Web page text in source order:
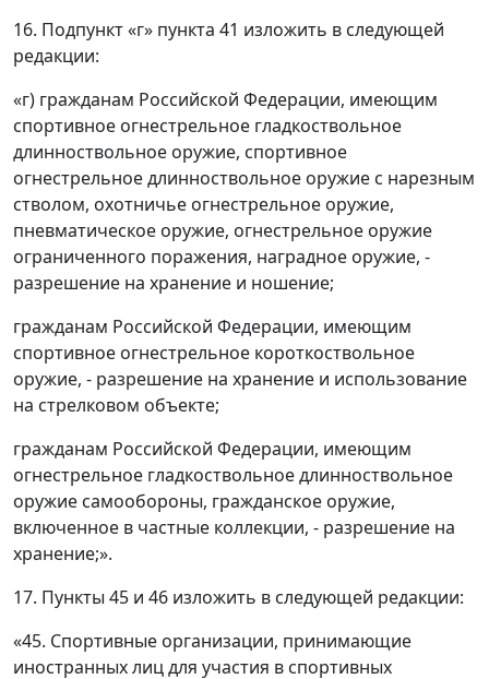
16. Подпункт «г» пункта 41 изложить в следующей
редакции:
«г) гражданам Российской Федерации, имеющим
спортивное огнестрельное гладкоствольное
длинноствольное оружие, спортивное
огнестрельное длинноствольное оружие с нарезным
стволом, охотничье огнестрельное оружие,
пневматическое оружие, огнестрельное оружие
ограниченного поражения, наградное оружие, -
разрешение на хранение и ношение;
гражданам Российской Федерации, имеющим
спортивное огнестрельное короткоствольное
оружие, - разрешение на хранение и использование
на стрелковом объекте;
гражданам Российской Федерации, имеющим
огнестрельное гладкоствольное длинноствольное
оружие самообороны, гражданское оружие,
включенное в частные коллекции, - разрешение на
хранение;».
17. Пункты 45 и 46 изложить в следующей редакции:
«45. Спортивные организации, принимающие
иностранных лиц для участия в спортивных